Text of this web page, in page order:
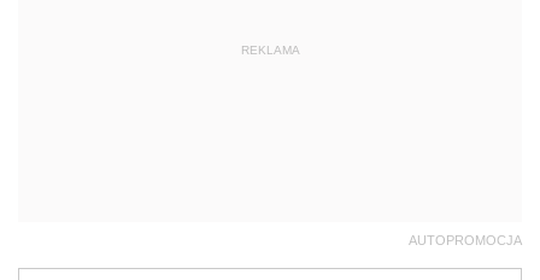
REKLAMA
AUTOPROMOCJA